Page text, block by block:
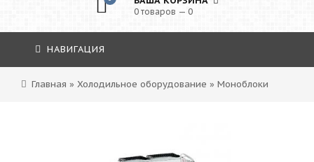
0 товаров — 0
НАВИГАЦИЯ
Главная » Холодильное оборудование » Моноблоки